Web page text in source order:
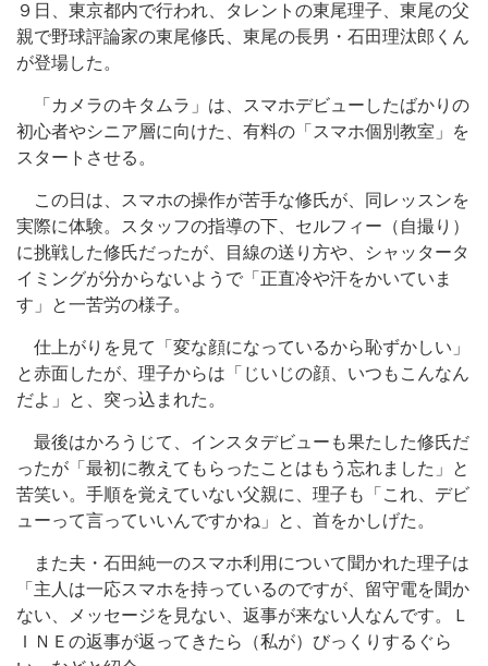
９日、東京都内で行われ、タレントの東尾理子、東尾の父
親で野球評論家の東尾修氏、東尾の長男・石田理汰郎くん
が登場した。
「カメラのキタムラ」は、スマホデビューしたばかりの
初心者やシニア層に向けた、有料の「スマホ個別教室」を
スタートさせる。
この日は、スマホの操作が苦手な修氏が、同レッスンを
実際に体験。スタッフの指導の下、セルフィー（自撮り）
に挑戦した修氏だったが、目線の送り方や、シャッタータ
イミングが分からないようで「正直冷や汗をかいていま
す」と一苦労の様子。
仕上がりを見て「変な顔になっているから恥ずかしい」
と赤面したが、理子からは「じいじの顔、いつもこんなん
だよ」と、突っ込まれた。
最後はかろうじて、インスタデビューも果たした修氏だ
ったが「最初に教えてもらったことはもう忘れました」と
苦笑い。手順を覚えていない父親に、理子も「これ、デビ
ューって言っていいんですかね」と、首をかしげた。
また夫・石田純一のスマホ利用について聞かれた理子は
「主人は一応スマホを持っているのですが、留守電を聞か
ない、メッセージを見ない、返事が来ない人なんです。Ｌ
ＩＮＥの返事が返ってきたら（私が）びっくりするぐら